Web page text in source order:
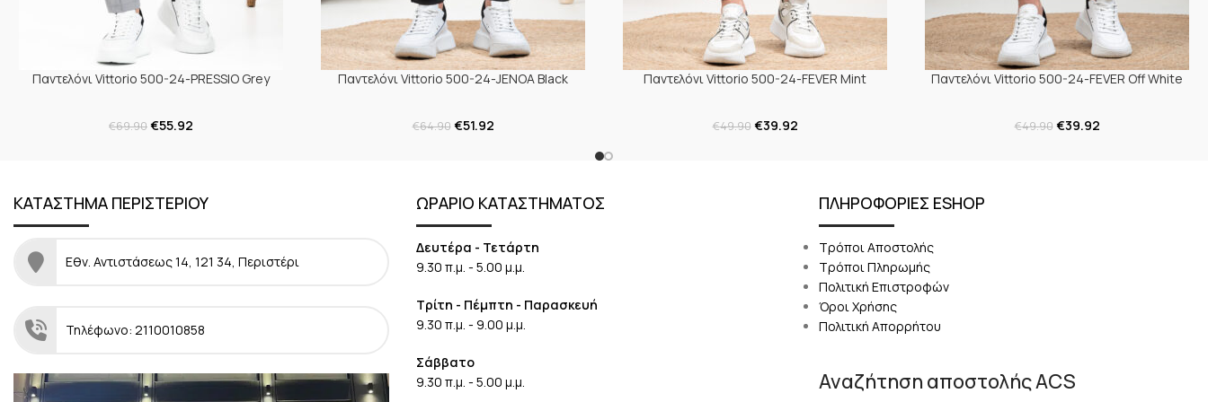
Παντελόνι Vittorio 500-24-PRESSIO Grey
€69.90€55.92
Παντελόνι Vittorio 500-24-JENOA Black
€64.90 €51.92
Παντελόνι Vittorio 500-24-FEVER Mint
€49.90 €39.92
Παντελόνι Vittorio 500-24-FEVER Off White
€49.90 €39.92
ΚΑΤΑΣΤΗΜΑ ΠΕΡΙΣΤΕΡΙΟΥ
Εθν. Αντιστάσεως 14, 121 34, Περιστέρι
Τηλέφωνο: 2110010858
ΩΡΑΡΙΟ ΚΑΤΑΣΤΗΜΑΤΟΣ
Δευτέρα - Τετάρτη
9.30 π.μ. - 5.00 μ.μ.
Τρίτη - Πέμπτη - Παρασκευή
9.30 π.μ. - 9.00 μ.μ.
Σάββατο
9.30 π.μ. - 5.00 μ.μ.
ΠΛΗΡΟΦΟΡΙΕΣ ESHOP
Τρόποι Αποστολής
Τρόποι Πληρωμής
Πολιτική Επιστροφών
Όροι Χρήσης
Πολιτική Απορρήτου
Αναζήτηση αποστολής ACS